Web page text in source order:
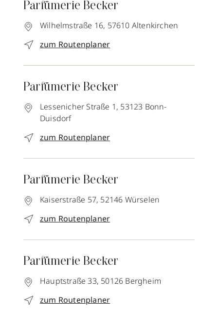
Parfümerie Becker
Wilhelmstraße 16, 57610 Altenkirchen
zum Routenplaner
Parfümerie Becker
Lessenicher Straße 1, 53123 Bonn-
Duisdorf
zum Routenplaner
Parfümerie Becker
Kaiserstraße 57, 52146 Würselen
zum Routenplaner
Parfümerie Becker
Hauptstraße 33, 50126 Bergheim
zum Routenplaner